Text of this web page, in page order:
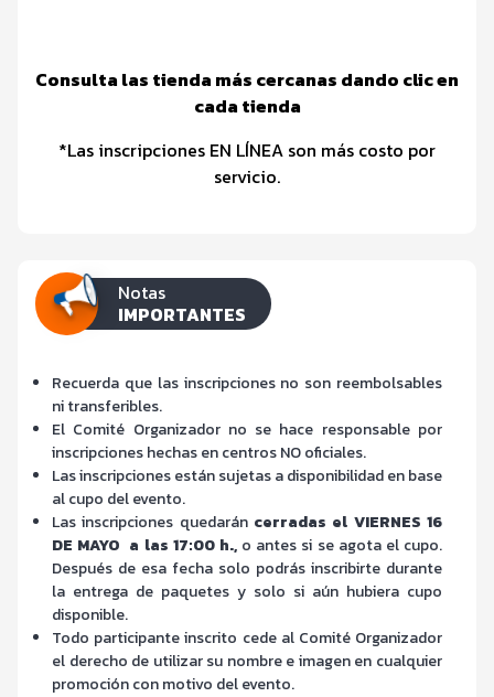
Consulta las tienda más cercanas dando clic en
cada tienda
*Las inscripciones EN LÍNEA son más costo por
servicio.
Notas
IMPORTANTES
Recuerda que las inscripciones no son reembolsables
ni transferibles.
El Comité Organizador no se hace responsable por
inscripciones hechas en centros NO oficiales.
Las inscripciones están sujetas a disponibilidad en base
al cupo del evento.
Las inscripciones quedarán cerradas el VIERNES 16
DE MAYO a las 17:00 h., o antes si se agota el cupo.
Después de esa fecha solo podrás inscribirte durante
la entrega de paquetes y solo si aún hubiera cupo
disponible.
Todo participante inscrito cede al Comité Organizador
el derecho de utilizar su nombre e imagen en cualquier
promoción con motivo del evento.